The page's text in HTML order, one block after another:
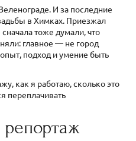
И за последние
в Химках. Приезжал
тоже думали, что
главное — не город
подход и умение быть
как я работаю, сколько это
переплачивать